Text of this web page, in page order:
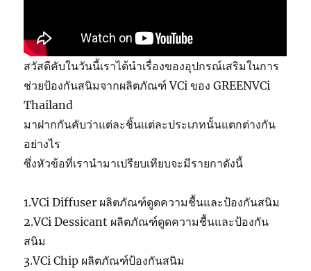
สวัสดีคับในวันนี้เราได้นำเรื่องของอุปกรณ์เสริมในการ
ช่วยป้องกันสนิมจากผลิตภัณฑ์ VCi ของ GREENVCi
Thailand
มาฝากกันคับว่าแต่ละชิ้นแต่ละประเภทนั้นแตกต่างกัน
อย่างไร
ซึ่งหัวข้อที่เรานำมาเปรียบเทียบจะมีรายกาดังนี้
1.VCi Diffuser ผลิตภัณฑ์ดูดความชื้นและป้องกันสนิม
2.VCi Dessicant ผลิตภัณฑ์ดูดความชื้นและป้องกัน
สนิม
3.VCi Chip ผลิตภัณฑ์ป้องกันสนิม